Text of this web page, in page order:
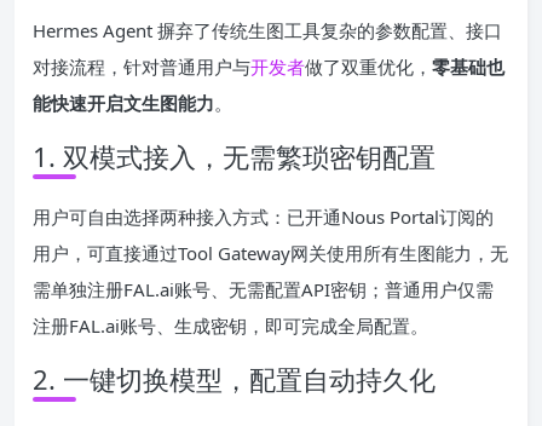
Hermes Agent 摒弃了传统生图工具复杂的参数配置、接口
对接流程，针对普通用户与开发者做了双重优化， 零基础也
能快速开启文生图能力。
1. 双模式接入，无需繁琐密钥配置
用户可自由选择两种接入方式：已开通Nous Portal订阅的
用户，可直接通过Tool Gateway网关使用所有生图能力，无
需单独注册FAL.ai账号、无需配置API密钥；普通用户仅需
注册FAL.ai账号、生成密钥，即可完成全局配置。
2. 一键切换模型，配置自动持久化